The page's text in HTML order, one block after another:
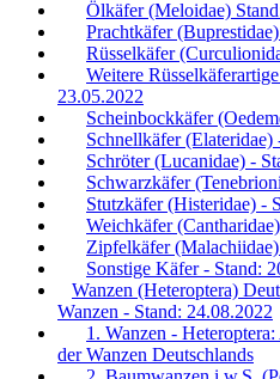
Ölkäfer (Meloidae)
Prachtkäfer
Rüsselkäfer
Weitere
23.05.2022
Scheinbockkäfer
Schnellkäfer (Elateridae)
Schröter (Lucanidae) -
Schwarzkäfer
Stutzkäfer (Histeridae) -
Weichkäfer
Zipfelkäfer
Sonstige Käfer - Stand:
Wanzen (Heteroptera)
Wanzen - Stand: 24.08.2022
1. Wanzen -
der Wanzen Deutschlands